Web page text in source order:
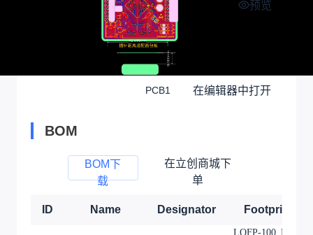
预览
PCB1 在编辑器中打开
BOM
BOM下
载
在立创商城下
单
ID Name Designator Footprint
LQFP-100_L14.0-